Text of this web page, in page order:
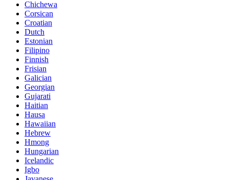
Chichewa
Corsican
Croatian
Dutch
Estonian
Filipino
Finnish
Frisian
Galician
Georgian
Gujarati
Haitian
Hausa
Hawaiian
Hebrew
Hmong
Hungarian
Icelandic
Igbo